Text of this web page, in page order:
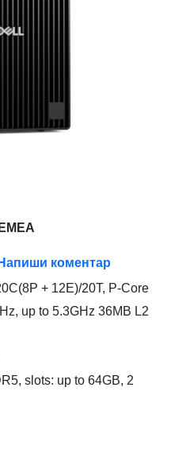
Напиши коментар
+ 12E)/20T, P-Core
up to 5.3GHz 36MB L2
slots: up to 64GB, 2